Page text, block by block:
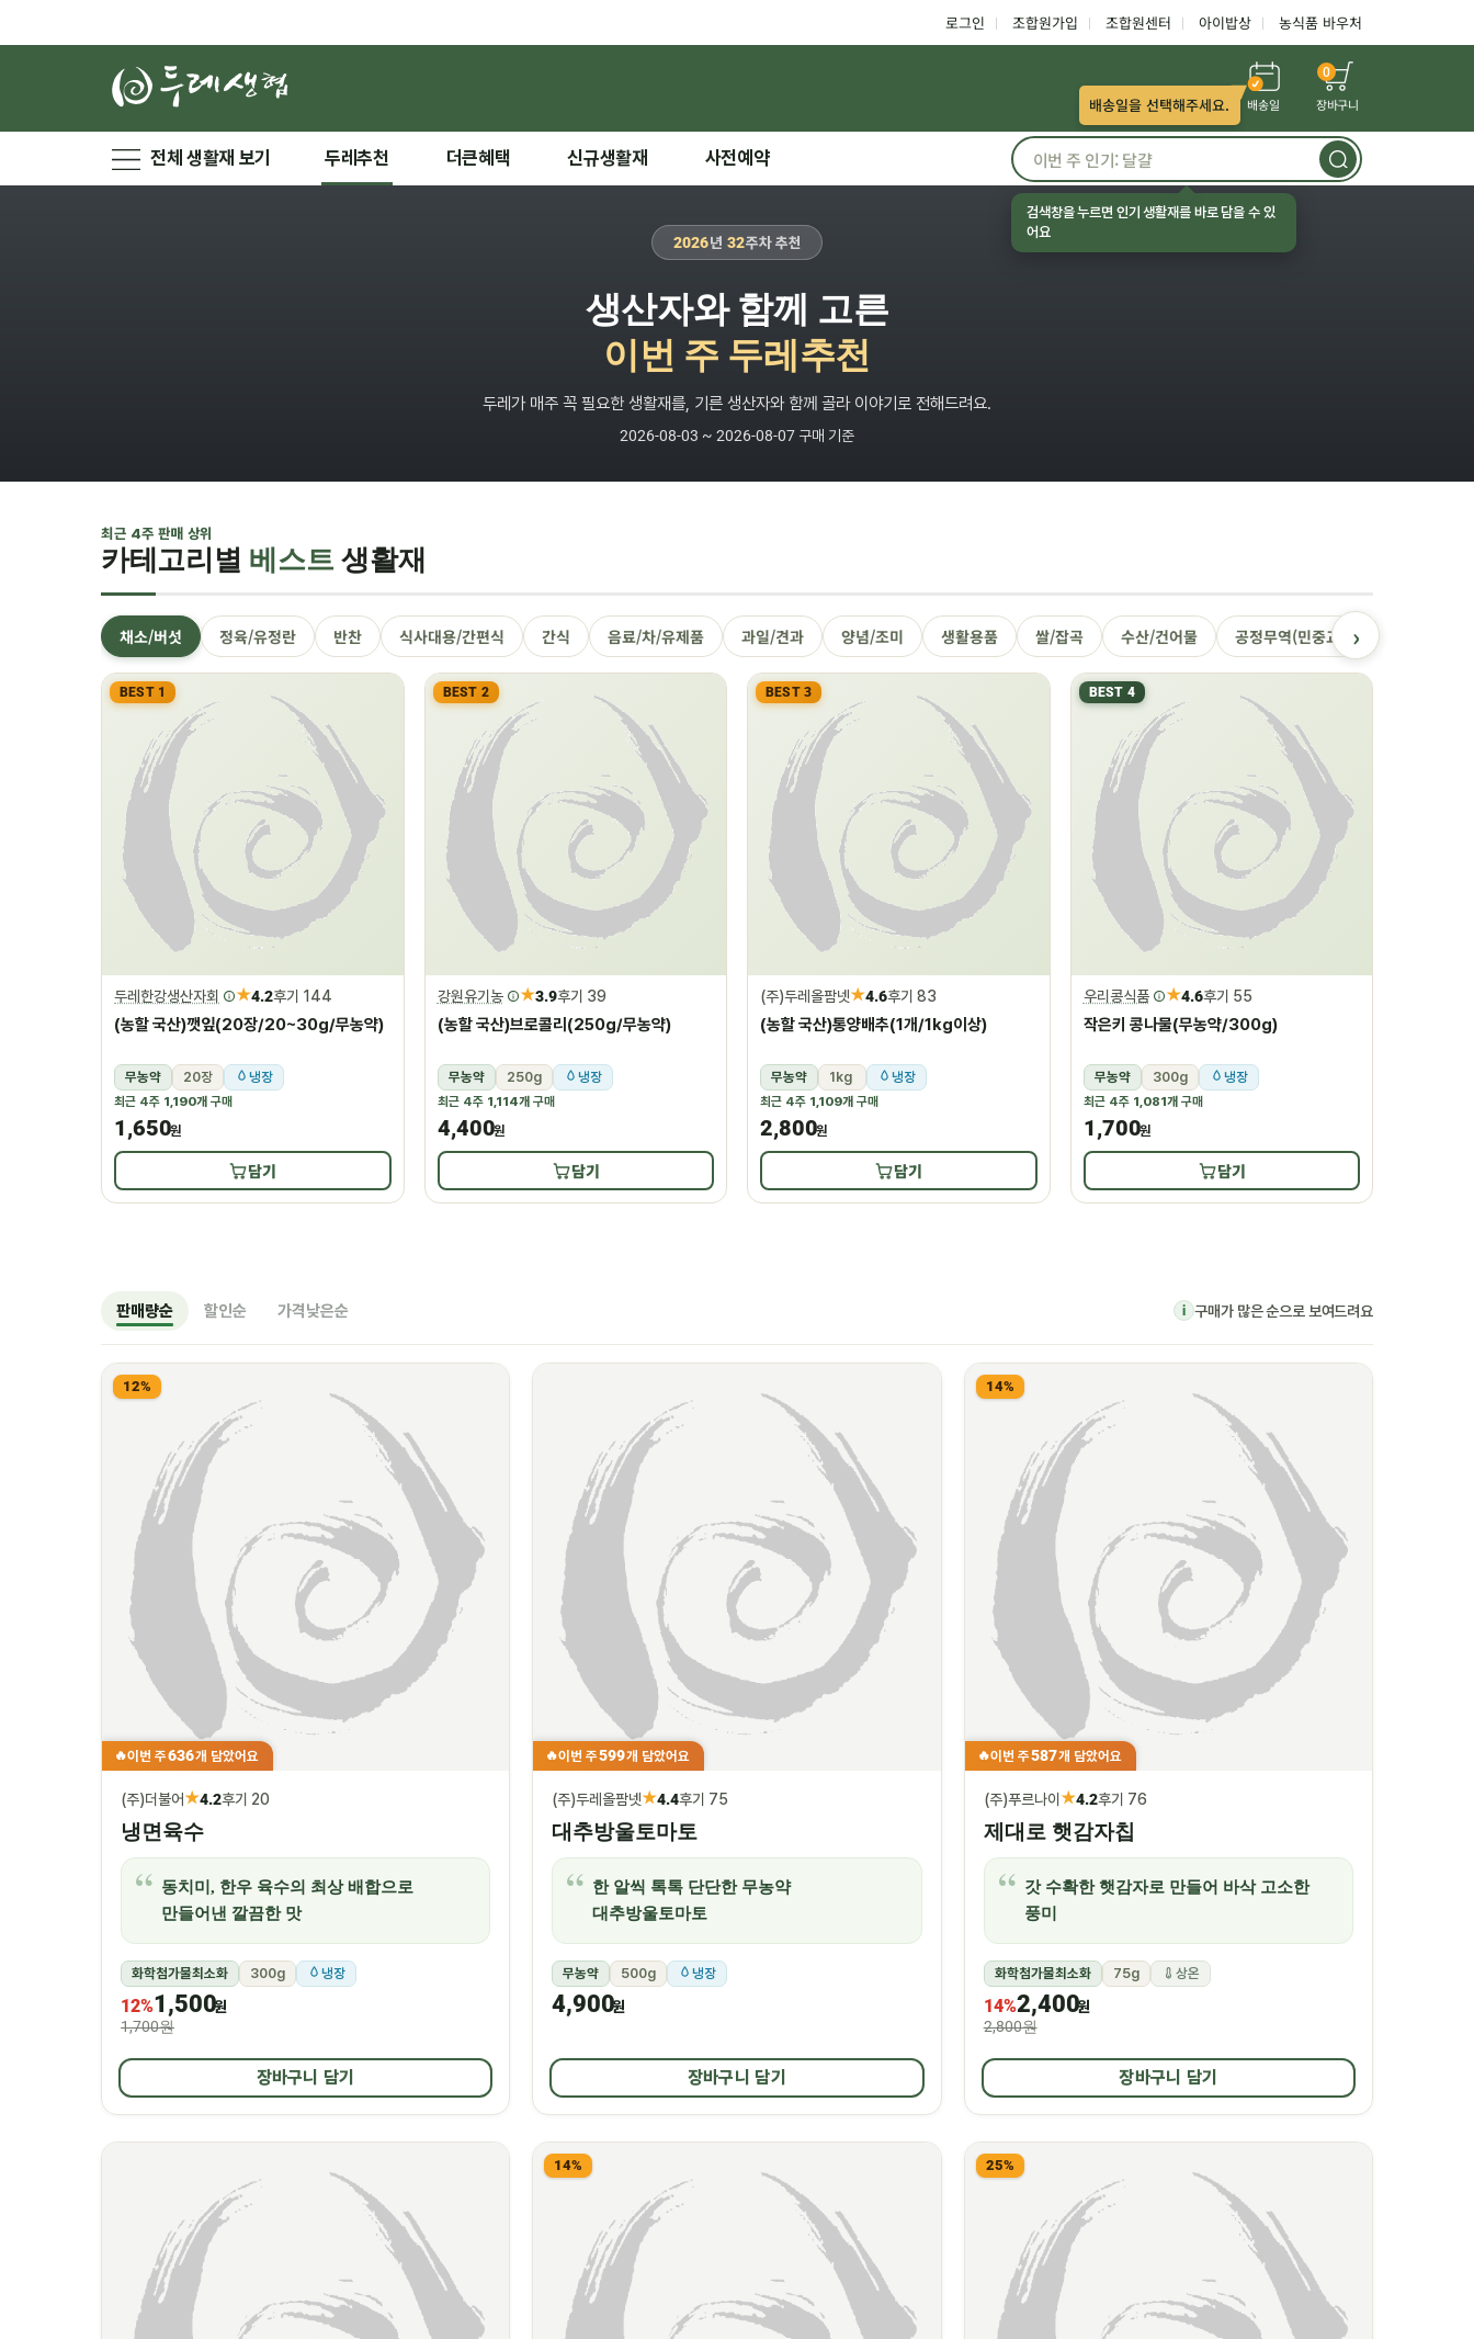
로그인 조합원가입 조합원센터 아이밥상 농식품 바우처
배송일
배송일을 선택해주세요.
0
장바구니
전체 생활재 보기 두레추천 더큰혜택 신규생활재 사전예약
2026년 32주차 추천
생산자와 함께 고른
이번 주 두레추천
두레가 매주 꼭 필요한 생활재를, 기른 생산자와 함께 골라 이야기로 전해드려요.
2026-08-03 ~ 2026-08-07 구매 기준
최근 4주 판매 상위
카테고리별 베스트 생활재
채소/버섯 정육/유정란 반찬 식사대용/간편식 간식 음료/차/유제품 과일/견과 양념/조미 생활용품 쌀/잡곡 수산/건어물 공정무역(민중교역)
›
BEST 1
두레한강생산자회 ★4.2후기 144
(농할 국산)깻잎(20장/20~30g/무농약)
무농약 20장 냉장
최근 4주 1,190개 구매
1,650원
담기
BEST 2
강원유기농 ★3.9후기 39
(농할 국산)브로콜리(250g/무농약)
무농약 250g 냉장
최근 4주 1,114개구매
4,400원
담기
BEST 3
(주)두레올팜넷★4.6후기 83
(농할 국산)통양배추(1개/1kg이상)
무농약 1kg 냉장
최근 4주 1,109개 구매
2,800원
담기
BEST 4
우리콩식품 ★4.6후기 55
작은키 콩나물(무농약/300g)
무농약 300g 냉장
최근 4주 1,081개구매
1,700원
담기
판매량순 할인순 가격낮은순 i 구매가 많은 순으로 보여드려요
12%
🔥이번 주636개 담았어요
(주)더불어★4.2후기 20
냉면육수
동치미, 한우 육수의 최상 배합으로
만들어낸 깔끔한 맛
화학첨가물최소화 300g 냉장
12%1,500원
1,700원
장바구니 담기
🔥이번 주599개 담았어요
(주)두레올팜넷★4.4후기 75
대추방울토마토
한 알씩 톡톡 단단한 무농약
대추방울토마토
무농약 500g 냉장
4,900원
장바구니 담기
14%
🔥이번 주587개 담았어요
(주)푸르나이 ★4.2후기 76
제대로 햇감자칩
갓 수확한 햇감자로 만들어 바삭 고소한
풍미
화학첨가물최소화 75g 상온
14%2,400원
2,800원
장바구니 담기
14% 25%
검색창을 누르면 인기 생활재를 바로 담을 수 있
어요